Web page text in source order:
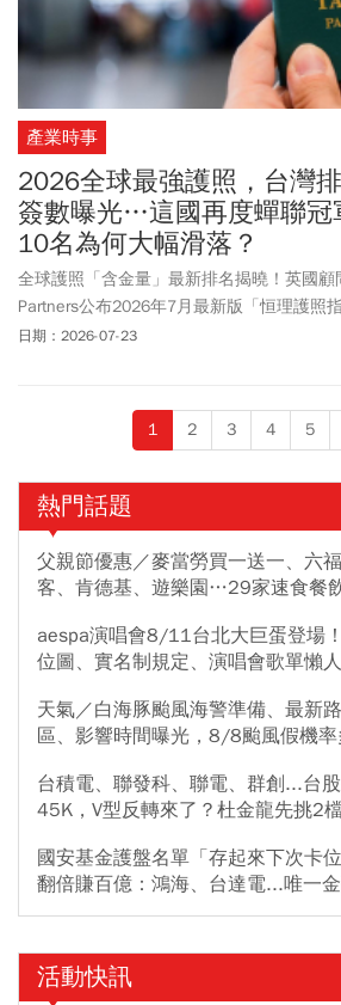
產業時事
2026全球最強護照，台灣
簽數曝光…這國再度蟬聯冠
10名為何大幅滑落？
全球護照「含金量」最新排名揭曉！英國顧
Partners公布2026年7月最新版「恒理護照
Index）」。其中新加坡可免簽前往192個國
目的地，穩居全球第一。第二名由日本、南
並列，三個國家皆可免簽前往188個目的地
年，曾與丹麥、芬蘭並列全球第一。20年
的地，相較當年的130個國家增加不少，排
10，反映全球旅遊自由度排行榜已徹底大
日期：2026-07-23
1 2 3 4 5
熱門話題
父親節優惠／麥當勞買一送一、六
客、肯德基、遊樂園…29家速食餐
aespa演唱會8/11台北大巨蛋登場
位圖、實名制規定、演唱會歌單懶
天氣／白海豚颱風海警準備、最新
區、影響時間曝光，8/8颱風假機
台積電、聯發科、聯電、群創...台
45K，V型反轉來了？杜金龍先挑2檔
國安基金護盤名單「存起來下次卡
翻倍賺百億：鴻海、台達電...唯一
活動快訊